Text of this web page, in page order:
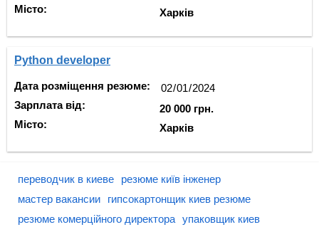
Місто:
Харків
Python developer
Дата розміщення резюме:
Зарплата від:
Місто:
20 000 грн.
Харків
переводчик в киеве
резюме київ інженер
мастер вакансии
гипсокартонщик киев резюме
резюме комерційного директора упаковщик киев